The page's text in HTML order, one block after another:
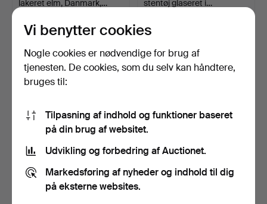
lakeret elm, Danmark,…
2026
25 bud
743 USD
stentøj glaseret i…
14 bud
607 USD
Vi benytter cookies
Nogle cookies er nødvendige for brug af
tjenesten. De cookies, som du selv kan håndtere,
bruges til:
Tilpasning af indhold og funktioner baseret
på din brug af websitet.
Udvikling og forbedring af Auctionet.
Markedsføring af nyheder og indhold til dig
på eksterne websites.